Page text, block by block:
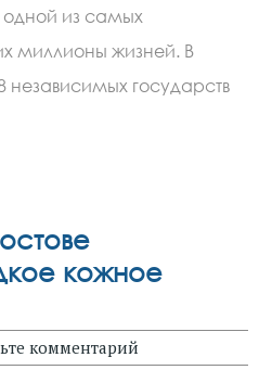
одной из самых
миллионы жизней. В
независимых государств
кожное
комментарий